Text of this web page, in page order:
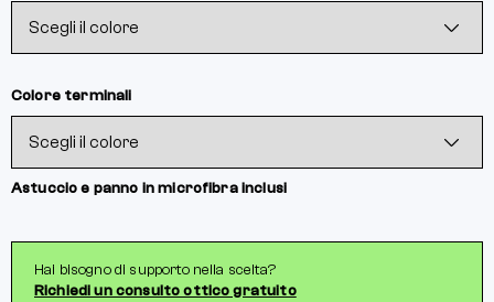
Colore terminali
Astuccio e panno in microfibra inclusi
Hai bisogno di supporto nella scelta?
Richiedi un consulto ottico gratuito